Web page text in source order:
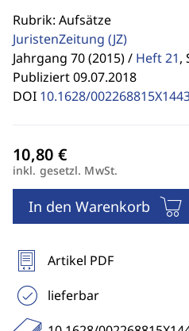
Rubrik: Aufsätze
JuristenZeitung (JZ)
Jahrgang 70 (2015) / Heft 21,
Publiziert 09.07.2018
DOI 10.1628/
inkl. gesetzl. MwSt.
In den Warenkorb
Artikel PDF
lieferbar